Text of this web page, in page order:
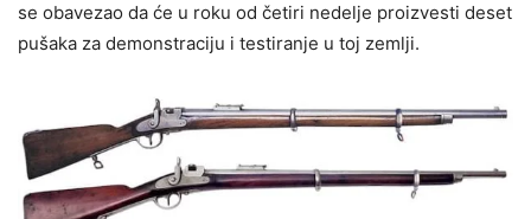
se obavezao da će u roku od četiri nedelje proizvesti deset
pušaka za demonstraciju i testiranje u toj zemlji.